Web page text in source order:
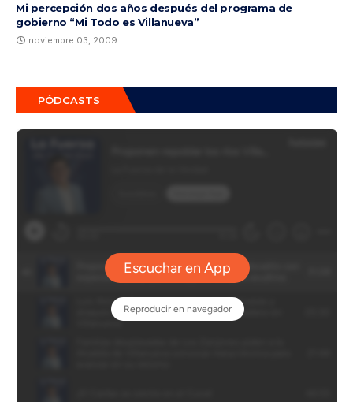
Mi percepción dos años después del programa de
gobierno “Mi Todo es Villanueva”
noviembre 03, 2009
PÓDCASTS